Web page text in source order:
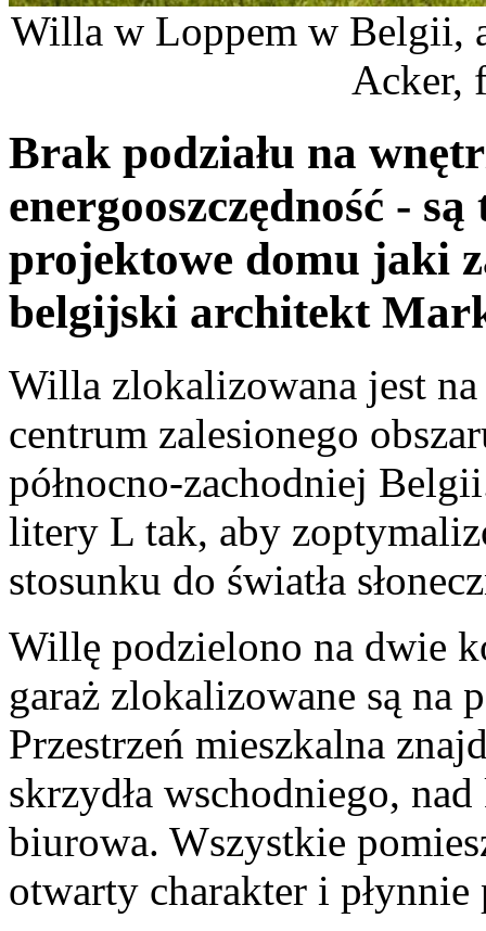
Willa w Loppem w Belgii,
Acker,
Brak podziału na
energooszczędność -
projektowe domu jaki
belgijski architekt
Willa zlokalizowana jest na
centrum zalesionego
północno-zachodniej
litery L tak, aby
stosunku do światła
Willę podzielono na dwie
garaż zlokalizowane są na
Przestrzeń mieszkalna
skrzydła wschodniego,
biurowa. Wszystkie
otwarty charakter i